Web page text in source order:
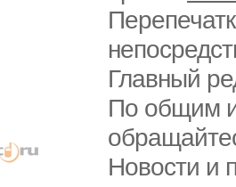
Главный
По общим
Новости и